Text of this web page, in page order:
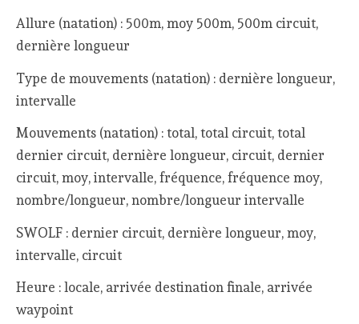
Allure (natation) : 500m, moy 500m, 500m circuit,
dernière longueur
Type de mouvements (natation) : dernière longueur,
intervalle
Mouvements (natation) : total, total circuit, total
dernier circuit, dernière longueur, circuit, dernier
circuit, moy, intervalle, fréquence, fréquence moy,
nombre/longueur, nombre/longueur intervalle
SWOLF : dernier circuit, dernière longueur, moy,
intervalle, circuit
Heure : locale, arrivée destination finale, arrivée
waypoint